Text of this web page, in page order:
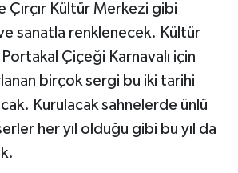
Çırçır Kültür Merkezi gibi
sanatla renklenecek. Kültür
Çiçeği Karnavalı için
birçok sergi bu iki tarihi
Kurulacak sahnelerde ünlü
her yıl olduğu gibi bu yıl da